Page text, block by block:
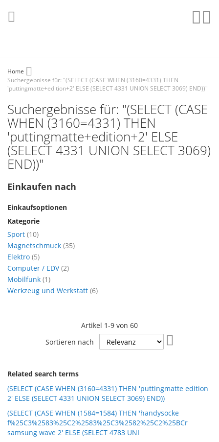
zum
Inhalt
Home
Suchergebnisse für: "(SELECT (CASE WHEN (3160=4331) THEN
'puttingmatte+edition+2' ELSE (SELECT 4331 UNION SELECT 3069) END))"
Suchergebnisse für: "(SELECT (CASE
WHEN (3160=4331) THEN
'puttingmatte+edition+2' ELSE
(SELECT 4331 UNION SELECT 3069)
END))"
Artikel 1-9 von 60
Sortieren nach
Related search terms
(SELECT (CASE WHEN (3160=4331) THEN 'puttingmatte edition
2' ELSE (SELECT 4331 UNION SELECT 3069) END))
(SELECT (CASE WHEN (1584=1584) THEN 'handysocke
f%25C3%2583%25C2%2583%25C3%2582%25C2%25BCr
samsung wave 2' ELSE (SELECT 4783 UNI
Einkaufen nach
Einkaufsoptionen
Kategorie
Sport 10Artikel
Magnetschmuck 35Artikel
Elektro 5Artikel
Computer / EDV 2Artikel
Mobilfunk 1Artikel
Werkzeug und Werkstatt 6Artikel